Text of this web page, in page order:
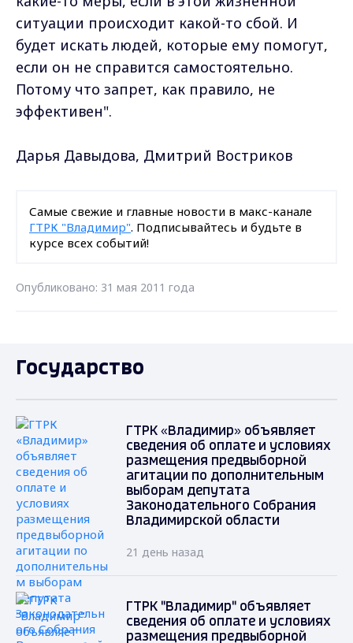
ситуации происходит какой-то сбой. И
будет искать людей, которые ему помогут,
если он не справится самостоятельно.
Потому что запрет, как правило, не
эффективен".
Дарья Давыдова, Дмитрий Востриков
Самые свежие и главные новости в макс-канале
ГТРК "Владимир". Подписывайтесь и будьте в
курсе всех событий!
Опубликовано: 31 мая 2011 года
Государство
ГТРК «Владимир» объявляет
сведения об оплате и условиях
размещения предвыборной
агитации по дополнительным
выборам депутата
Законодательного Собрания
Владимирской области
21 день назад
ГТРК "Владимир" объявляет
сведения об оплате и условиях
размещения предвыборной